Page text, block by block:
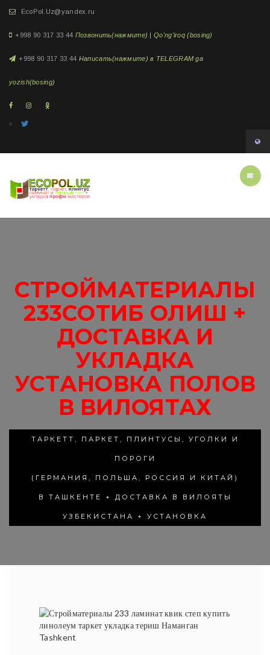
EcoPol.Uz@yandex.ru
+998 90 317 33 44 Позвонить(нажмите) | Qo'ng'iroq (bosing)
+998 90 317 33 44 Написать(нажмите) в TELEGRAM ga
yozish(bosing)
СТРОЙМАТЕРИАЛЫ
233СОТИБ ОЛИШ +
ДОСТАВКА И
УКЛАДКА
УСТАНОВКА ПОЛОВ
В ВИЛОЯТАХ
ТАРКЕТТ, ПАРКЕТ, ПЛИНТУСЫ, УГОЛКИ И
ПОРОГИ
(ГЕРМАНИЯ, ПОЛЬША, РОССИЯ И КИТАЙ)
В ТАШКЕНТЕ + ДОСТАВКА В ВИЛОЯТЫ
УЗБЕКИСТАНА + УСТАНОВКА